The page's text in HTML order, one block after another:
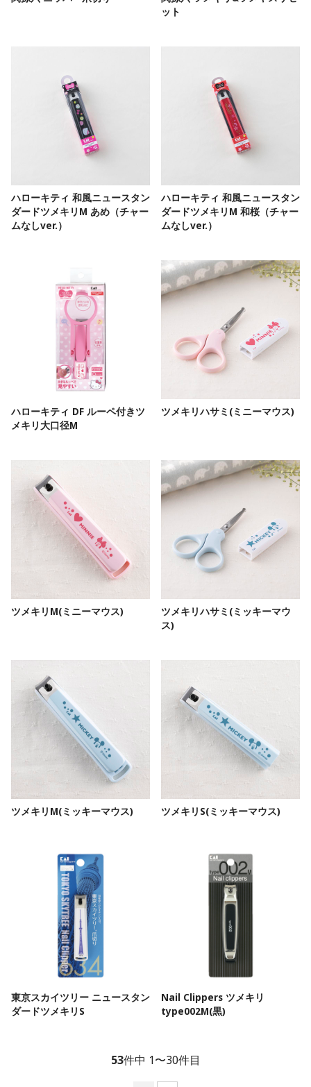
ット
ハローキティ 和風ニュースタン
ダードツメキリM あめ（チャー
ムなしver.）
ハローキティ 和風ニュースタン
ダードツメキリM 和桜（チャー
ムなしver.）
ハローキティ DF ルーペ付きツ
メキリ大口径M
ツメキリハサミ(ミニーマウス)
ツメキリM(ミニーマウス)
ツメキリハサミ(ミッキーマウ
ス)
ツメキリM(ミッキーマウス) ツメキリS(ミッキーマウス)
東京スカイツリー ニュースタン
ダードツメキリS
Nail Clippers ツメキリ
type002M(黒)
53件中 1〜30件目